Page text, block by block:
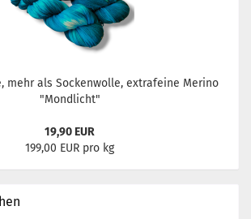
mehr als Sockenwolle, extrafeine Merino
"Mondlicht"
19,90 EUR
199,00 EUR pro kg